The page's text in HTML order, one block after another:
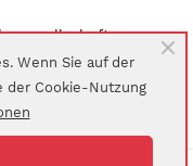
Wenn Sie auf der
der Cookie-Nutzung